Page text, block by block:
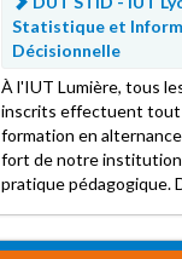
Statistique et
Décisionnelle
À l'IUT Lumière, tous
inscrits effectuent tout
formation en
fort de notre
pratique pédagogique.